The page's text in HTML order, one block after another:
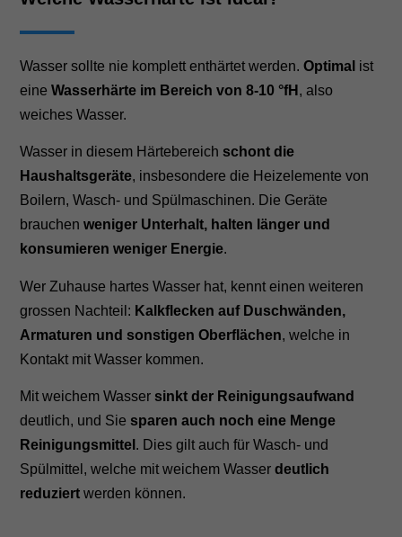
Wasser sollte nie komplett enthärtet werden.Optimal ist
eineWasserhärte im Bereich von 8-10 °fH , also
weiches Wasser.
Wasser in diesem Härtebereich schont die
Haushaltsgeräte, insbesondere die Heizelemente von
Boilern, Wasch- und Spülmaschinen. Die Geräte
brauchenweniger Unterhalt, halten länger und
konsumieren weniger Energie.
Wer Zuhause hartes Wasser hat, kennt einen weiteren
grossen Nachteil: Kalkflecken auf Duschwänden,
Armaturen und sonstigen Oberflächen, welche in
Kontakt mit Wasser kommen.
Mit weichem Wasser sinkt der Reinigungsaufwand
deutlich, und Sie sparen auch noch eine Menge
Reinigungsmittel . Dies gilt auch für Wasch- und
Spülmittel, welche mit weichem Wasserdeutlich
reduziert werden können.